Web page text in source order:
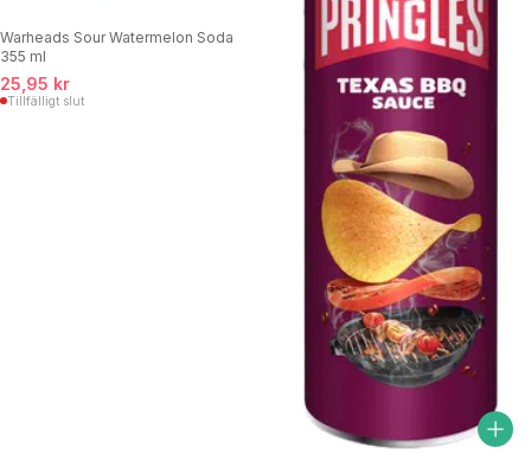
Warheads Sour Watermelon Soda
355 ml
25,95 kr
Tillfälligt slut